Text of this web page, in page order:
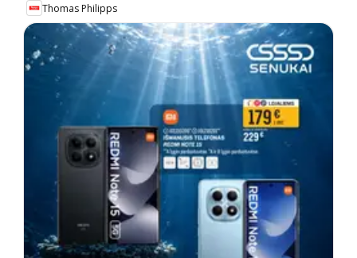
Thomas Philipps